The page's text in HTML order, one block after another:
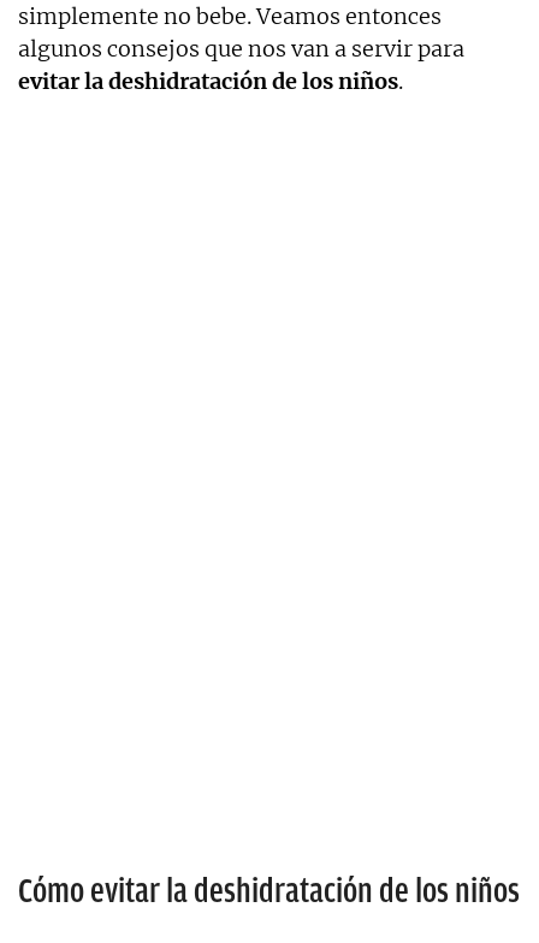
simplemente no bebe. Veamos entonces
algunos consejos que nos van a servir para
evitar la deshidratación de los niños.
Cómo evitar la deshidratación de los niños